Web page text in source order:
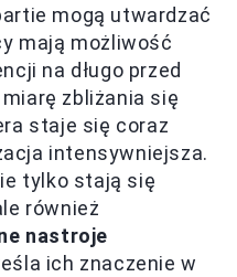
mogą utwardzać
mają możliwość
na długo przed
zbliżania się
staje się coraz
intensywniejsza.
tylko stają się
również
nastroje
ich znaczenie w